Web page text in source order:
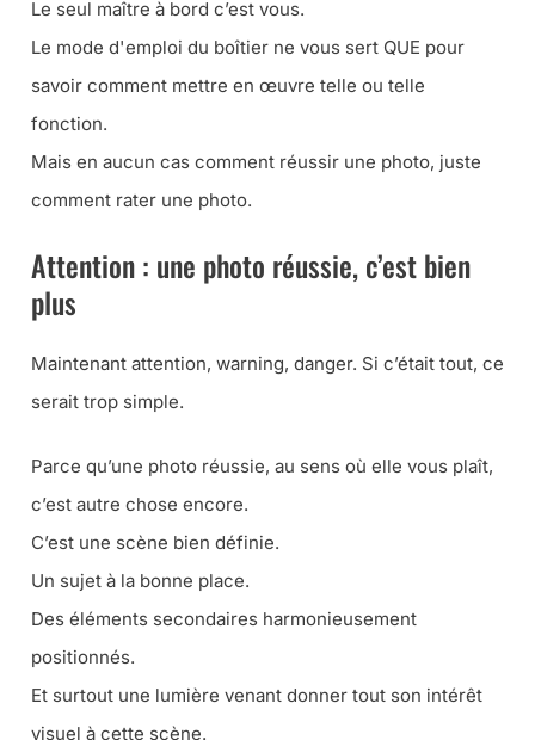
Le seul maître à bord c’est vous.
Le mode d'emploi du boîtier ne vous sert QUE pour
savoir comment mettre en œuvre telle ou telle
fonction.
Mais en aucun cas comment réussir une photo, juste
comment rater une photo.
Attention : une photo réussie, c’est bien
plus
Maintenant attention, warning, danger. Si c’était tout, ce
serait trop simple.
Parce qu’une photo réussie, au sens où elle vous plaît,
c’est autre chose encore.
C’est une scène bien définie.
Un sujet à la bonne place.
Des éléments secondaires harmonieusement
positionnés.
Et surtout une lumière venant donner tout son intérêt
visuel à cette scène.